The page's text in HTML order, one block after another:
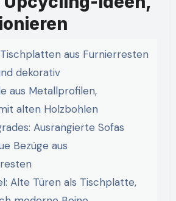
aus Furnierresten
dekorativ
aus Metallprofilen,
alten Holzbohlen
Ausrangierte Sofas
Bezüge aus
Alte Türen als Tischplatte,